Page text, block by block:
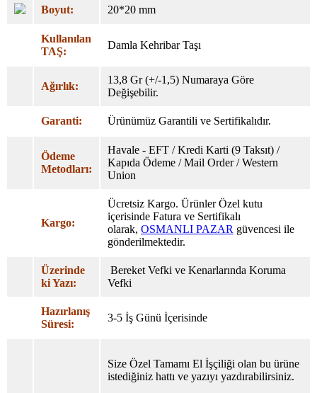
Boyut: 20*20 mm
Kullanılan
TAŞ:
Damla Kehribar Taşı
Ağırlık:
13,8 Gr (+/-1,5) Numaraya Göre
Değişebilir.
Garanti: Ürünümüz Garantili ve Sertifikalıdır.
Ödeme
Metodları:
Havale - EFT / Kredi Karti (9 Taksıt) /
Kapıda Ödeme / Mail Order / Western
Union
Kargo:
Ücretsiz Kargo. Ürünler Özel kutu
içerisinde Fatura ve Sertifikalı
olarak, OSMANLI PAZAR güvencesi ile
gönderilmektedir.
Üzerinde
ki Yazı:
Bereket Vefki ve Kenarlarında Koruma
Vefki
Hazırlanış
Süresi:
3-5 İş Günü İçerisinde
Size Özel Tamamı El İşçiliği olan bu ürüne
istediğiniz hattı ve yazıyı yazdırabilirsiniz.